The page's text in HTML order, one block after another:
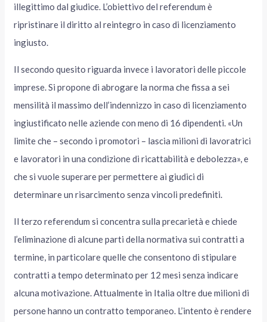
illegittimo dal giudice. L’obiettivo del referendum è
ripristinare il diritto al reintegro in caso di licenziamento
ingiusto.
Il secondo quesito riguarda invece i lavoratori delle piccole
imprese. Si propone di abrogare la norma che fissa a sei
mensilità il massimo dell’indennizzo in caso di licenziamento
ingiustificato nelle aziende con meno di 16 dipendenti. «Un
limite che – secondo i promotori – lascia milioni di lavoratrici
e lavoratori in una condizione di ricattabilità e debolezza», e
che si vuole superare per permettere ai giudici di
determinare un risarcimento senza vincoli predefiniti.
Il terzo referendum si concentra sulla precarietà e chiede
l’eliminazione di alcune parti della normativa sui contratti a
termine, in particolare quelle che consentono di stipulare
contratti a tempo determinato per 12 mesi senza indicare
alcuna motivazione. Attualmente in Italia oltre due milioni di
persone hanno un contratto temporaneo. L’intento è rendere